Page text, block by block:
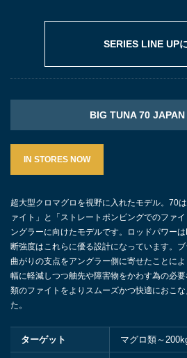
SERIES LINE UP
BIG TUNA 70
IN STORES NOW
超大型クロマグロを視野に入れたモデル。70
ァイト」と「ストレートポンピングでのファ
ングラーに向けたモデルです。ロッドパワー
断強度はこれらに優る設計になっています。
曲がりの支点をアングラー側に寄せたことに
幅に軽減しつつ舳先や障害物をかわす為の必
類のファイトをよりスムーズかつ快適におこ
た。
ターゲット マグロ類～